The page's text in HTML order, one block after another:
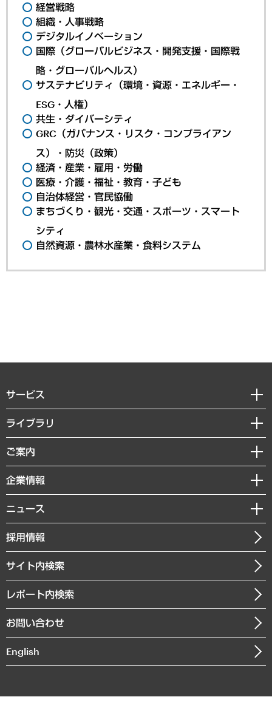
経営戦略
組織・人事戦略
デジタルイノベーション
国際（グローバルビジネス・開発支援・国際戦
略・グローバルヘルス）
サステナビリティ（環境・資源・エネルギー・
ESG・人権）
共生・ダイバーシティ
GRC（ガバナンス・リスク・コンプライアン
ス）・防災（政策）
経済・産業・雇用・労働
医療・介護・福祉・教育・子ども
自治体経営・官民協働
まちづくり・観光・交通・スポーツ・スマート
シティ
自然資源・農林水産業・食料システム
サービス
経営戦略
組織・人事戦略
デジタルイノベーション
共生・ダイバーシティ
GRC（ガバナンス・リスク・コンプライアンス）・防災（政策）
経済・産業・雇用・労働
まちづくり・観光・交通・スポーツ・スマートシティ
自然資源・農林水産業・食料システム
ライブラリ
経済調査
レポート
コラム
経営用語集
受託・受注実績（官公庁関連）
メディア掲載・出演
ご案内
セミナー・イベント情報
MUFGビジネスセミナー
受託案件情報
企業情報
私たちの想い
社長メッセージ
会社概要
沿革
組織図・本部部室紹介
インドネシア現地法人
個人情報保護方針
ニュース
ニュースリリース
お知らせ
採用情報
サイト内検索
レポート内検索
お問い合わせ
English